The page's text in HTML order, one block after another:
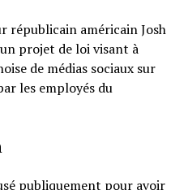
républicain américain Josh
projet de loi visant à
de médias sociaux sur
les employés du
publiquement pour avoir